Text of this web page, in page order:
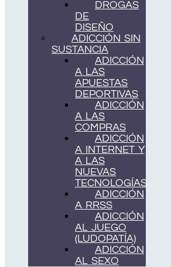
DROGAS
DE
DISEÑO
ADICCIÓN SIN
SUSTANCIA
ADICCIÓN
A LAS
APUESTAS
DEPORTIVAS
ADICCIÓN
A LAS
COMPRAS
ADICCIÓN
A INTERNET Y
A LAS
NUEVAS
TECNOLOGÍAS
ADICCIÓN
A RRSS
ADICCIÓN
AL JUEGO
(LUDOPATÍA)
ADICCIÓN
AL SEXO